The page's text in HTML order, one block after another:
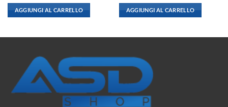
originale
era:
2,08 €.
attuale
è:
1,84 €.
AGGIUNGI AL CARRELLO
originale
era:
9,85 €.
attuale
è:
8,73 €.
AGGIUNGI AL CARRELLO